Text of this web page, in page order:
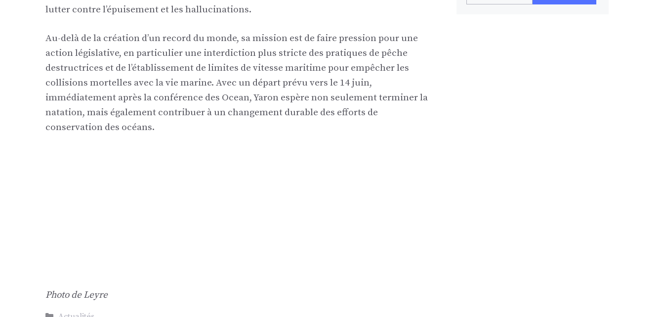
lutter contre l’épuisement et les hallucinations.
Au-delà de la création d’un record du monde, sa mission est de faire pression pour une
action législative, en particulier une interdiction plus stricte des pratiques de pêche
destructrices et de l’établissement de limites de vitesse maritime pour empêcher les
collisions mortelles avec la vie marine. Avec un départ prévu vers le 14 juin,
immédiatement après la conférence des Ocean, Yaron espère non seulement terminer la
natation, mais également contribuer à un changement durable des efforts de
conservation des océans.
Photo de Leyre